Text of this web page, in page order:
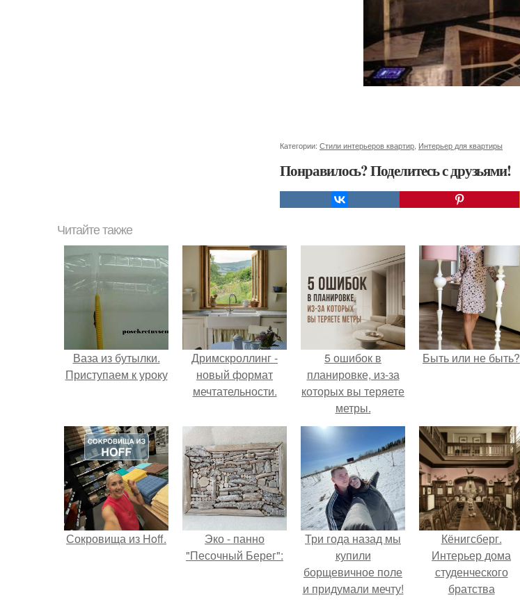
Категории: Стили интерьеров квартир Интерьер для квартиры
Понравилось? Поделитесь с друзьями!
Читайте также
Ваза из бутылки.
Приступаем к уроку
Дримскроллинг -
новый формат
мечтательности.
5 ошибок в
планировке, из-за
которых вы теряете
метры.
Быть или не быть?
Сокровища из Hoff.
Эко - панно
"Песочный Берег":
Три года назад мы
купили
борщевичное поле
и придумали мечту!
Кёнигсберг.
Интерьер дома
студенческого
братства